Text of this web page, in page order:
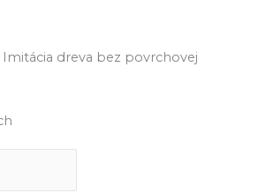
Imitácia dreva bez povrchovej